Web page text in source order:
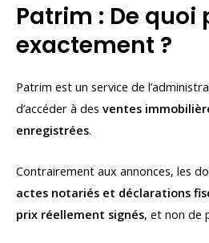
Patrim : De
exactement ?
Patrim est un service de
d’accéder à des ventes
enregistrées.
Contrairement aux annonces, les
actes notariés et déclarations
prix réellement signés, et non de